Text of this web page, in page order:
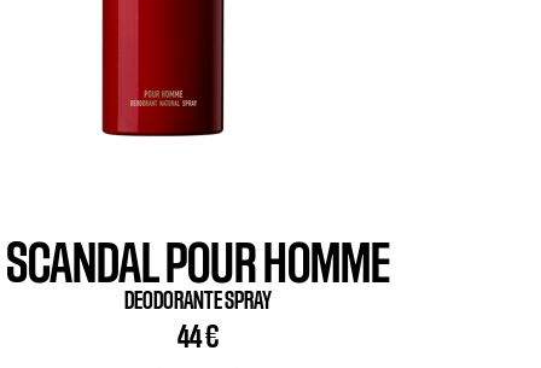
SCANDAL POUR HOMME
DEODORANTE SPRAY
44 €